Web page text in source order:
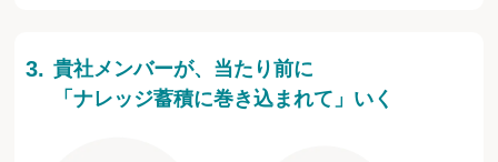
貴社メンバーが、当たり前に
「ナレッジ蓄積に巻き込まれて」いく